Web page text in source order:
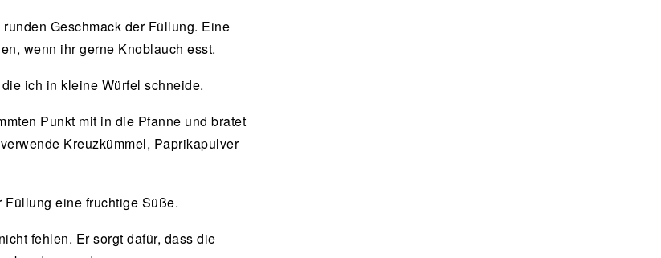
Geschmack der Füllung. Eine
wenn ihr gerne Knoblauch esst.
ich in kleine Würfel schneide.
Punkt mit in die Pfanne und bratet
Kreuzkümmel, Paprikapulver
Füllung eine fruchtige Süße.
fehlen. Er sorgt dafür, dass die